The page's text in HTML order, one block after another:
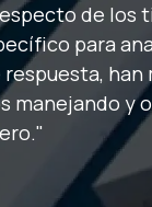
de los
para
han
manejando y